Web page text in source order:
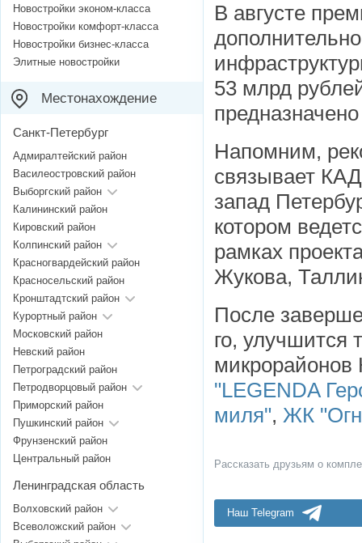
В августе
53 млрд
Напомним,
связывает
запад
котором
рамках
Жукова,
После
го, улучшится
микрорайонов
"LEGENDA
миля", ЖК
Рассказать друзьям о
Наш Telegram
Новостройки эконом-класса
Новостройки комфорт-класса
Новостройки бизнес-класса
Элитные новостройки
Местонахождение
Санкт-Петербург
Адмиралтейский район
Василеостровский район
Выборгский район
Калининский район
Кировский район
Колпинский район
Красногвардейский район
Красносельский район
Кронштадтский район
Курортный район
Московский район
Невский район
Петроградский район
Петродворцовый район
Приморский район
Пушкинский район
Фрунзенский район
Центральный район
Ленинградская область
Волховский район
Всеволожский район